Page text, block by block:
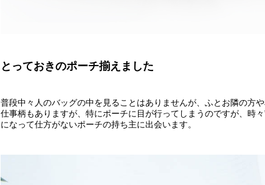
とっておきのポーチ揃えました
普段中々人のバッグの中を見ることはありませんが、ふとお隣の方
仕事柄もありますが、特にポーチに目が行ってしまうのですが、時
になって仕方がないポーチの持ち主に出会います。